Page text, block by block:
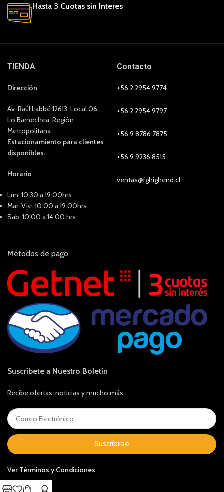
Hasta 3 Cuotas sin Interes
TIENDA
Dirección
Av. Raúl Labbé 12613, Local 06,
Lo Barnechea, Región
Metropolitana.
Estacionamiento para clientes
disponibles.
Horario
Lun: 10:30 a 19:00hrs
Mar-Vie: 10:00 a 19:00hrs
Sab: 10:00 a 14:00 hrs
Contacto
+56 2 2954 9774
+56 2 2954 9797
+56 9 8786 7875
+56 9 9236 8515
ventas@fghighend.cl
Métodos de pago
Suscríbete a Nuestro Boletín
Recibe ofertas, noticias y mucho más.
Suscribirse
Ver Términos y Condiciones